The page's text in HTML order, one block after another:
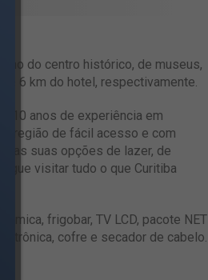
do centro histórico, de museus,
e 6 km do hotel, respectivamente.
10 anos de experiência em
região de fácil acesso e com
as suas opções de lazer, de
visitar tudo o que Curitiba
frigobar, TV LCD, pacote NET
cofre e secador de cabelo.